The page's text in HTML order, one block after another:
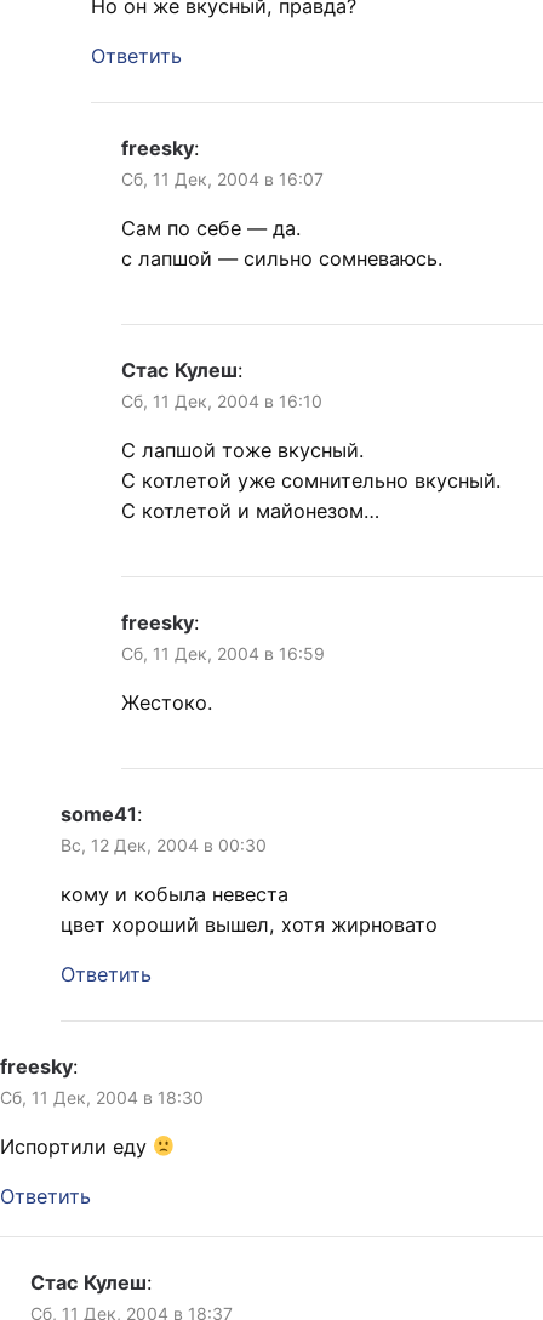
Но он же вкусный, правда?
Ответить
freesky:
Сб, 11 Дек, 2004 в 16:07
Сам по себе — да.
с лапшой — сильно сомневаюсь.
Стас Кулеш:
Сб, 11 Дек, 2004 в 16:10
С лапшой тоже вкусный.
С котлетой уже сомнительно вкусный.
С котлетой и майонезом…
freesky:
Сб, 11 Дек, 2004 в 16:59
Жестоко.
some41:
Вс, 12 Дек, 2004 в 00:30
кому и кобыла невеста
цвет хороший вышел, хотя жирновато
Ответить
freesky:
Сб, 11 Дек, 2004 в 18:30
Испортили еду
Ответить
Стас Кулеш:
Сб, 11 Дек, 2004 в 18:37